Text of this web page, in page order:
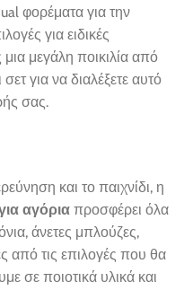
φορέματα για την
για ειδικές
μεγάλη ποικιλία από
για να διαλέξετε αυτό
σας.
και το παιχνίδι, η
αγόρια προσφέρει όλα
άνετες μπλούζες,
από τις επιλογές που θα
σε ποιοτικά υλικά και